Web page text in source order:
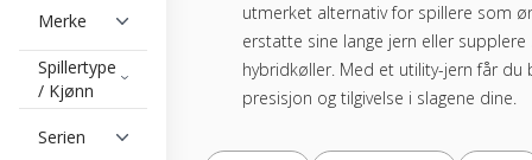
Merke
Spillertype
/ Kjønn
Serien
utmerket alternativ for spillere som
erstatte sine lange jern eller supplere
hybridkøller. Med et utility-jern får du
presisjon og tilgivelse i slagene dine.